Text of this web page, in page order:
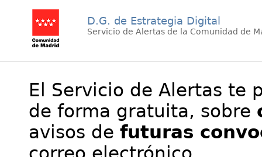
D.G. de Estrategia Digital
Servicio de Alertas de la Comunidad de
El Servicio de Alertas te
de forma gratuita, sobre
avisos de futuras